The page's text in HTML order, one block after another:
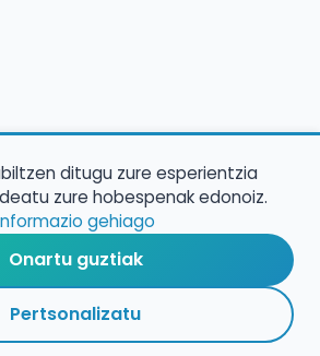
ditugu zure esperientzia
zure hobespenak edonoiz.
gehiago
Onartu guztiak
Pertsonalizatu